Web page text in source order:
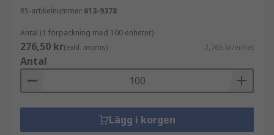
RS-artikelnummer 613-9378
Antal (1 förpackning med 100 enheter)
276,50 kr(exkl. moms) 2,765 kr/enhet
Antal
Lägg i korgen